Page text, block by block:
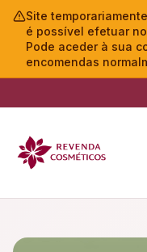
Site
é possível efetuar
Pode aceder à sua
encomendas